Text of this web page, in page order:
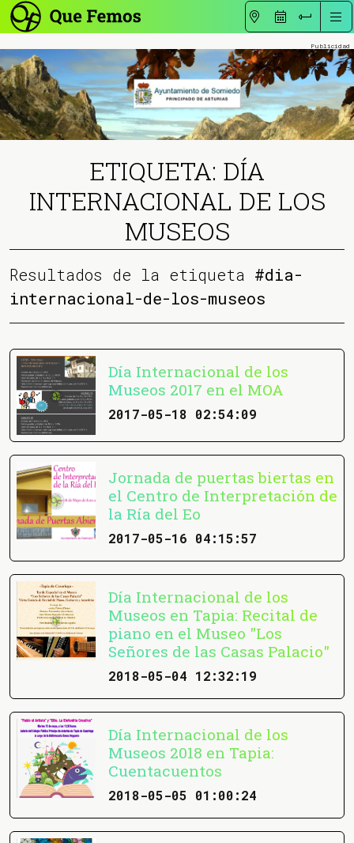
ETIQUETA: DÍA
INTERNACIONAL DE LOS
MUSEOS
Resultados de la etiqueta #dia-
internacional-de-los-museos
Día Internacional de los
Museos 2017 en el MOA
2017-05-18 02:54:09
Jornada de puertas biertas en
el Centro de Interpretación de
la Ría del Eo
2017-05-16 04:15:57
Día Internacional de los
Museos en Tapia: Recital de
piano en el Museo "Los
Señores de las Casas Palacio"
2018-05-04 12:32:19
Día Internacional de los
Museos 2018 en Tapia:
Cuentacuentos
2018-05-05 01:00:24